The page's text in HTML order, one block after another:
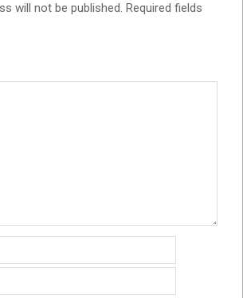
will not be published. Required fields